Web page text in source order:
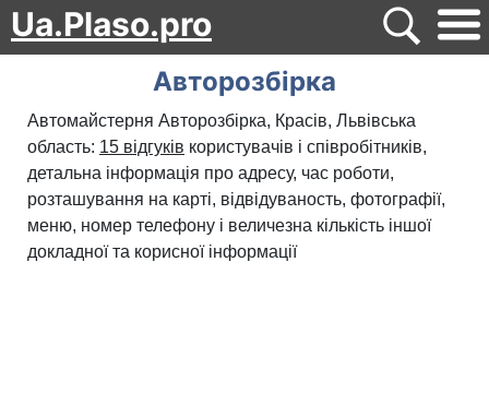
Ua.Plaso.pro
Авторозбірка
Автомайстерня Авторозбірка, Красів, Львівська
область: 15 відгуків користувачів і співробітників,
детальна інформація про адресу, час роботи,
розташування на карті, відвідуваность, фотографії,
меню, номер телефону і величезна кількість іншої
докладної та корисної інформації